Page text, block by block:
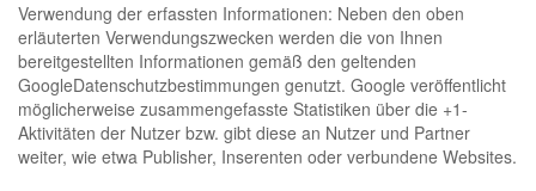
Verwendung der erfassten Informationen: Neben den oben
erläuterten Verwendungszwecken werden die von Ihnen
bereitgestellten Informationen gemäß den geltenden
GoogleDatenschutzbestimmungen genutzt. Google veröffentlicht
möglicherweise zusammengefasste Statistiken über die +1-
Aktivitäten der Nutzer bzw. gibt diese an Nutzer und Partner
weiter, wie etwa Publisher, Inserenten oder verbundene Websites.